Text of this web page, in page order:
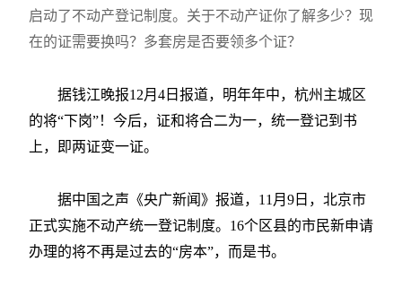
启动了不动产登记制度。关于不动产证你了解多少？现
在的证需要换吗？多套房是否要领多个证？
据钱江晚报12月4日报道，明年年中，杭州主城区
的将“下岗”！今后，证和将合二为一，统一登记到书
上，即两证变一证。
据中国之声《央广新闻》报道，11月9日，北京市
正式实施不动产统一登记制度。16个区县的市民新申请
办理的将不再是过去的“房本”，而是书。